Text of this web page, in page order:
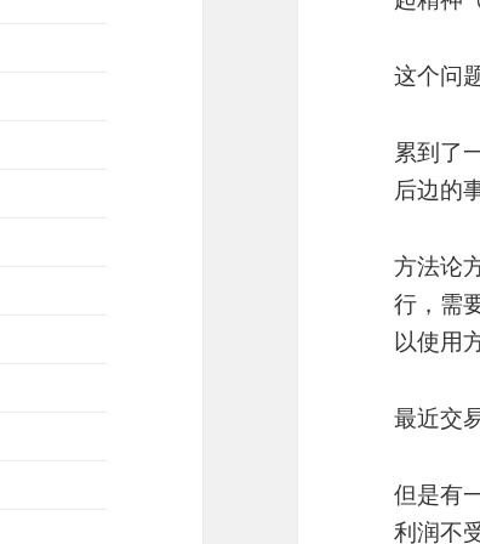
这个问
累到了
后边的
方法论
行，需
以使用
最近交
但是有
利润不